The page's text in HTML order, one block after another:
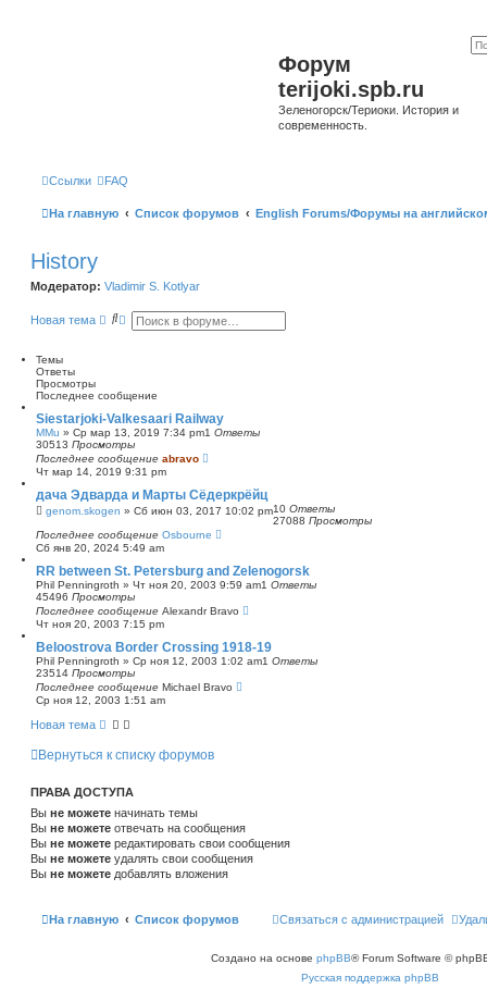
Форум
terijoki.spb.ru
Зеленогорск/Териоки. История и
современность.
Ссылки FAQ
На главную Список форумов English Forums/Форумы на
History
Модератор: Vladimir S. Kotlyar
Новая тема
П Р
е
н
ы
й
п
о
с
к
Темы
Ответы
Просмотры
Последнее сообщение
Siestarjoki-Valkesaari Railway
MMu » Ср мар 13, 2019 7:34 pm1 Ответы
30513 Просмотры
Последнее сообщение abravo
Чт мар 14, 2019 9:31 pm
дача Эдварда и Марты Сёдеркрёйц
genom.skogen » Сб июн 03, 2017 10:02 pm10 Ответы
27088 Просмотры
Последнее сообщение Osbourne
Сб янв 20, 2024 5:49 am
RR between St. Petersburg and Zelenogorsk
Phil Penningroth » Чт ноя 20, 2003 9:59 am1 Ответы
45496 Просмотры
Последнее сообщение Alexandr Bravo
Чт ноя 20, 2003 7:15 pm
Beloostrova Border Crossing 1918-19
Phil Penningroth » Ср ноя 12, 2003 1:02 am1 Ответы
23514 Просмотры
Последнее сообщение Michael Bravo
Ср ноя 12, 2003 1:51 am
Новая тема
Вернуться к списку форумов
ПРАВА ДОСТУПА
Вы не можете начинать темы
Вы не можете отвечать на сообщения
Вы не можете редактировать свои сообщения
Вы не можете удалять свои сообщения
Вы не можете добавлять вложения
На главную Список форумов Связаться с администрацией
Создано на основе phpBB® Forum Software ©
Русская поддержка phpBB